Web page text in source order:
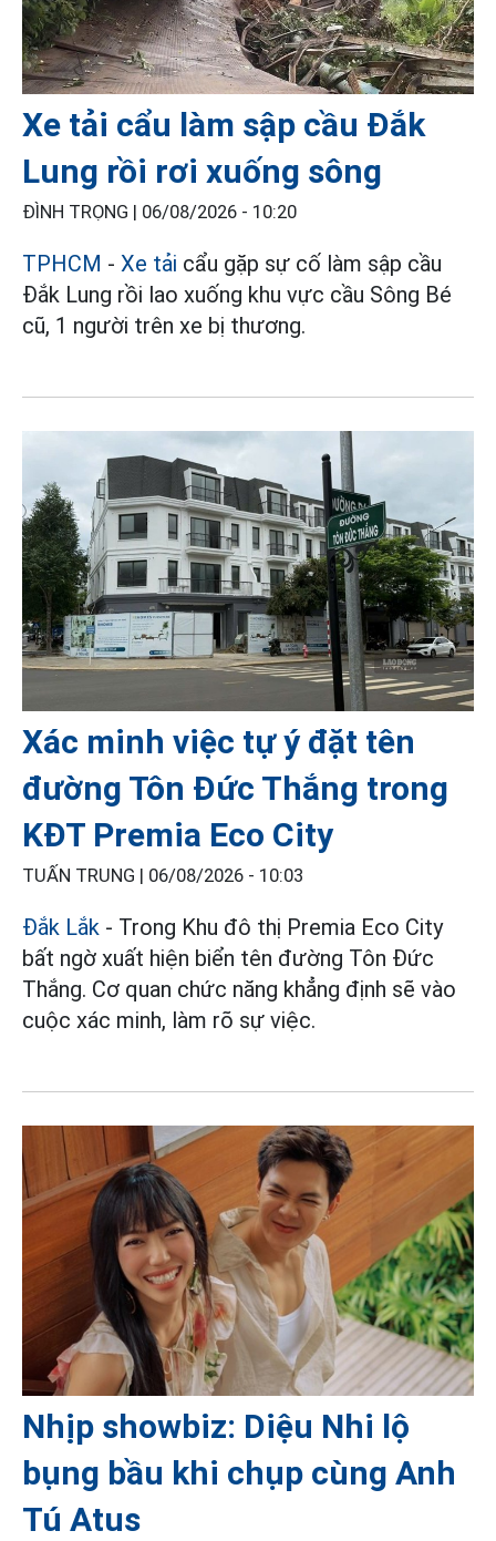
Xe tải cẩu làm sập cầu Đắk
Lung rồi rơi xuống sông
ĐÌNH TRỌNG | 06/08/2026 - 10:20
TPHCM - Xe tải cẩu gặp sự cố làm sập cầu
Đắk Lung rồi lao xuống khu vực cầu Sông Bé
cũ, 1 người trên xe bị thương.
Xác minh việc tự ý đặt tên
đường Tôn Đức Thắng trong
KĐT Premia Eco City
TUẤN TRUNG | 06/08/2026 - 10:03
Đắk Lắk - Trong Khu đô thị Premia Eco City
bất ngờ xuất hiện biển tên đường Tôn Đức
Thắng. Cơ quan chức năng khẳng định sẽ vào
cuộc xác minh, làm rõ sự việc.
Nhịp showbiz: Diệu Nhi lộ
bụng bầu khi chụp cùng Anh
Tú Atus